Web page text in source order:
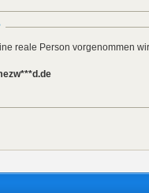
reale Person vorgenommen